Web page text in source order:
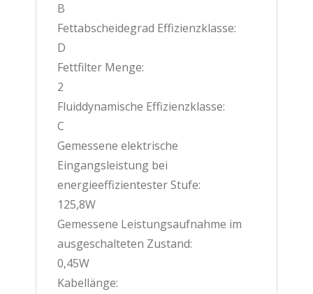
B
Fettabscheidegrad Effizienzklasse:
D
Fettfilter Menge:
2
Fluiddynamische Effizienzklasse:
C
Gemessene elektrische
Eingangsleistung bei
energieeffizientester Stufe:
125,8W
Gemessene Leistungsaufnahme im
ausgeschalteten Zustand:
0,45W
Kabellänge: